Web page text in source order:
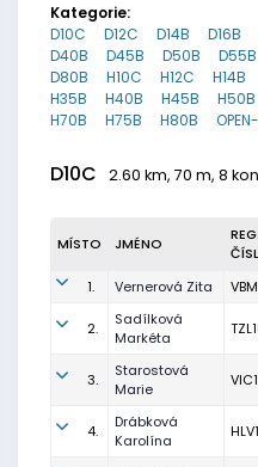
Kategorie:
D10C
D12C D14B D16B
D40B
D45B D50B D55B
D80B
H10C H12C H14B
H35B
H40B H45B H50B
H70B
H75B H80B
D10C 2.60 km, 70 m, 8
MÍSTO JMÉNO
REG.
1. Vernerová Zita
2.
Sadílková
Markéta
3.
Starostová
Marie
4.
Drábková
Karolína